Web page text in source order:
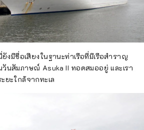
ยังมีชื่อเสียงในฐานะท่าเรือที่มีเรือสำราญ
วันสัมภาษณ์ Asuka II ทอดสมออยู่ และเรา
ยะใกล้จากทะเล